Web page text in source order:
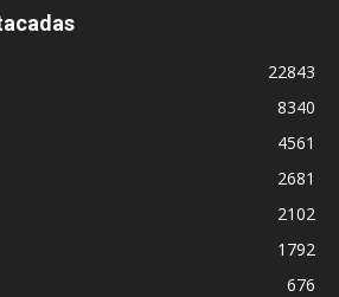
22843
8340
4561
2681
2102
1792
676